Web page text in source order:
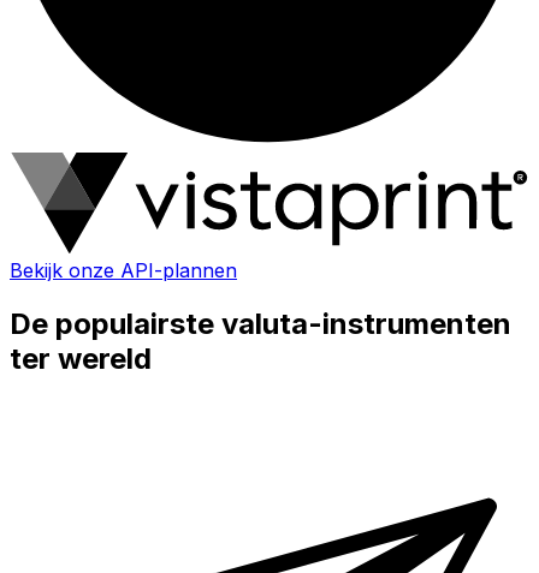
Bekijk onze API-plannen
De populairste valuta-instrumenten
ter wereld